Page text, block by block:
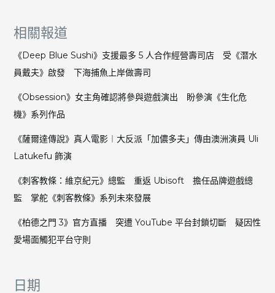
相關報道
《Deep Blue Sushi》支援最多 5 人合作經營壽司店 受《潛水
員戴夫》啟發 下海捕魚上岸做壽司
《Obsession》女主角確認將參與遊戲演出 盼參演《生化危
機》系列作品
《薩爾達傳說》真人電影︱大反派「加儂多夫」傳由澳洲演員 Uli
Latukefu 飾演
《刺客教條：維京紀元》總監 重返 Ubisoft 擔任品牌遊戲總
監 掌舵《刺客教條》系列未來發展
《柏德之門 3》官方直播 突遭 YouTube 平台封鎖切斷 疑因性
愛場面觸犯平台守則
日期